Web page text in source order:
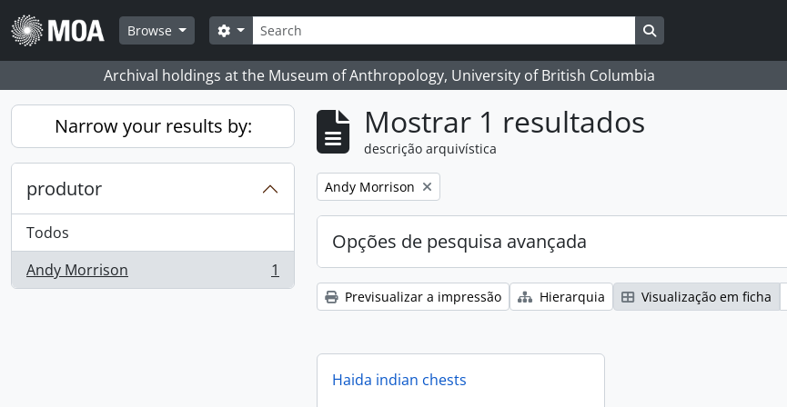
Skip to main content
Browse
Pesquisar
Search options Search in browse page
Archival holdings at the Museum of Anthropology, University of British Columbia
Narrow your results by:
produtor
Todos
Andy Morrison
, 1 resultados 1
Mostrar 1 resultados
descrição arquivística
Remove filter:
Andy Morrison
Opções de pesquisa avançada
Previsualizar a impressão Hierarquia Visualização em ficha
Haida indian chests